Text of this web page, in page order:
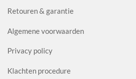
Retouren & garantie
Algemene voorwaarden
Privacy policy
Klachten procedure